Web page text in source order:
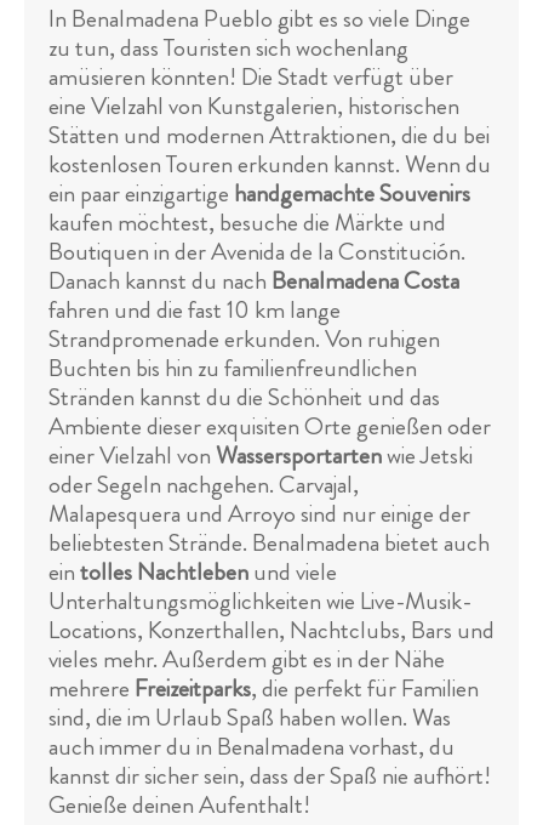
In Benalmadena Pueblo gibt es so viele Dinge
zu tun, dass Touristen sich wochenlang
amüsieren könnten! Die Stadt verfügt über
eine Vielzahl von Kunstgalerien, historischen
Stätten und modernen Attraktionen, die du bei
kostenlosen Touren erkunden kannst. Wenn du
ein paar einzigartige handgemachte Souvenirs
kaufen möchtest, besuche die Märkte und
Boutiquen in der Avenida de la Constitución.
Danach kannst du nach Benalmadena Costa
fahren und die fast 10 km lange
Strandpromenade erkunden. Von ruhigen
Buchten bis hin zu familienfreundlichen
Stränden kannst du die Schönheit und das
Ambiente dieser exquisiten Orte genießen oder
einer Vielzahl von Wassersportartenwie Jetski
oder Segeln nachgehen. Carvajal,
Malapesquera und Arroyo sind nur einige der
beliebtesten Strände. Benalmadena bietet auch
eintolles Nachtlebenund viele
Unterhaltungsmöglichkeiten wie Live-Musik-
Locations, Konzerthallen, Nachtclubs, Bars und
vieles mehr. Außerdem gibt es in der Nähe
mehrere Freizeitparks, die perfekt für Familien
sind, die im Urlaub Spaß haben wollen. Was
auch immer du in Benalmadena vorhast, du
kannst dir sicher sein, dass der Spaß nie aufhört!
Genieße deinen Aufenthalt!